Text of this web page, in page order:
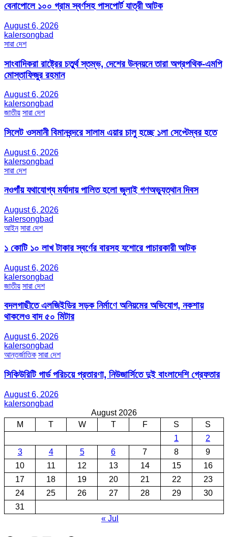
বেনাপোলে ১০০ গ্রাম স্বর্ণসহ পাসপোর্ট যাত্রী আটক
August 6, 2026
kalersongbad
সারা দেশ
সাংবাদিকরা রাষ্ট্রের চতুর্থ স্তম্ভ, দেশের উন্নয়নে তারা অগ্রপথিক-এমপি
মোস্তাফিজুর রহমান
August 6, 2026
kalersongbad
জাতীয় সারা দেশ
সিলেট ওসমানী বিমানবন্দরে সালাম এয়ার চালু হচ্ছে ১লা সেপ্টেম্বর হতে
August 6, 2026
kalersongbad
সারা দেশ
নওগাঁয় যথাযোগ্য মর্যাদায় পালিত হলো জুলাই গণঅভ্যুত্থান দিবস
August 6, 2026
kalersongbad
আইন সারা দেশ
১ কোটি ১০ লাখ টাকার স্বর্ণের বারসহ যশোরে পাচারকারী আটক​
August 6, 2026
kalersongbad
জাতীয় সারা দেশ
বদলগাছীতে এলজিইডির সড়ক নির্মাণে অনিয়মের অভিযোগ, নকশায়
থাকলেও বাদ ৫০ মিটার
August 6, 2026
kalersongbad
আন্তর্জাতিক সারা দেশ
সিকিউরিটি গার্ড পরিচয়ে প্রতারণা, নিউজার্সিতে দুই বাংলাদেশি গ্রেফতার
August 6, 2026
kalersongbad
August 2026
M
T W T F S
S
1
2
3
4 5 6 7 8
9
10
11 12 13 14 15
16
17
18 19 20 21 22
23
24
25 26 27 28 29
30
31
« Jul